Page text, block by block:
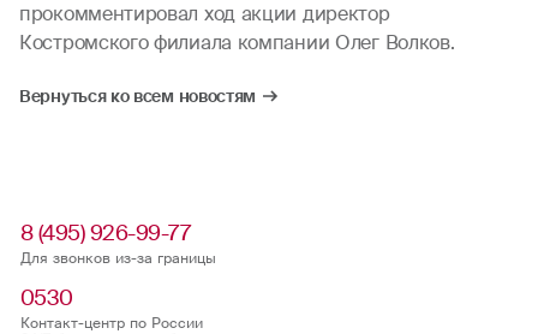
прокомментировал ход акции директор
Костромского филиала компании Олег Волков.
Вернуться ко всем новостям
8 (495) 926-99-77
Для звонков из-за границы
0530
Контакт-центр по России